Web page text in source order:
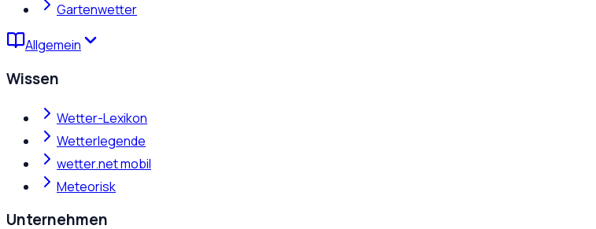
Gartenwetter
Allgemein
Wissen
Wetter-Lexikon
Wetterlegende
wetter.net mobil
Meteorisk
Unternehmen